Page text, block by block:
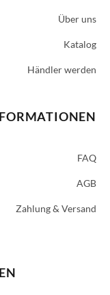
Über uns
Katalog
Händler werden
FAQ
AGB
Zahlung & Versand